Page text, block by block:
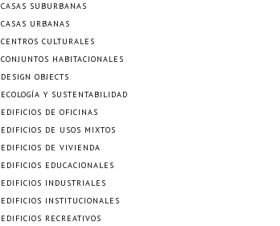
CASAS SUBURBANAS
CASAS URBANAS
CENTROS CULTURALES
CONJUNTOS HABITACIONALES
DESIGN OBJECTS
ECOLOGÍA Y SUSTENTABILIDAD
EDIFICIOS DE OFICINAS
EDIFICIOS DE USOS MIXTOS
EDIFICIOS DE VIVIENDA
EDIFICIOS EDUCACIONALES
EDIFICIOS INDUSTRIALES
EDIFICIOS INSTITUCIONALES
EDIFICIOS RECREATIVOS